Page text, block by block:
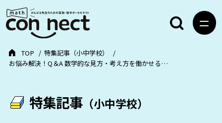
特集記事（小中学校）
TOP
特集記事（小中学校）
お悩み解決！Q＆A 数学的な見方・考え方を働かせる…